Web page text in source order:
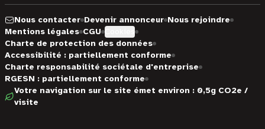
Nous contacter Devenir annonceur Nous rejoindre
Mentions légales CGU
Charte de protection des données
Accessibilité : partiellement conforme
Charte responsabilité sociétale d'entreprise
RGESN : partiellement conforme
Votre navigation sur le site émet environ : 0,5g CO2e /
visite